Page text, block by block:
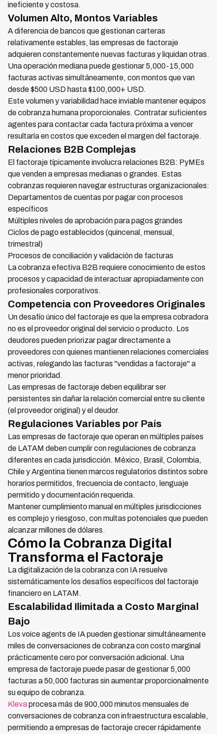
ineficiente y costosa.
Volumen Alto, Montos Variables
A diferencia de bancos que gestionan carteras
relativamente estables, las empresas de factoraje
adquieren constantemente nuevas facturas y liquidan otras.
Una operación mediana puede gestionar 5,000-15,000
facturas activas simultáneamente, con montos que van
desde $500 USD hasta $100,000+ USD.
Este volumen y variabilidad hace inviable mantener equipos
de cobranza humana proporcionales. Contratar suficientes
agentes para contactar cada factura próxima a vencer
resultaría en costos que exceden el margen del factoraje.
Relaciones B2B Complejas
El factoraje típicamente involucra relaciones B2B: PyMEs
que venden a empresas medianas o grandes. Estas
cobranzas requieren navegar estructuras organizacionales:
Departamentos de cuentas por pagar con procesos
específicos
Múltiples niveles de aprobación para pagos grandes
Ciclos de pago establecidos (quincenal, mensual,
trimestral)
Procesos de conciliación y validación de facturas
La cobranza efectiva B2B requiere conocimiento de estos
procesos y capacidad de interactuar apropiadamente con
profesionales corporativos.
Competencia con Proveedores Originales
Un desafío único del factoraje es que la empresa cobradora
no es el proveedor original del servicio o producto. Los
deudores pueden priorizar pagar directamente a
proveedores con quienes mantienen relaciones comerciales
activas, relegando las facturas "vendidas a factoraje" a
menor prioridad.
Las empresas de factoraje deben equilibrar ser
persistentes sin dañar la relación comercial entre su cliente
(el proveedor original) y el deudor.
Regulaciones Variables por País
Las empresas de factoraje que operan en múltiples países
de LATAM deben cumplir con regulaciones de cobranza
diferentes en cada jurisdicción. México, Brasil, Colombia,
Chile y Argentina tienen marcos regulatorios distintos sobre
horarios permitidos, frecuencia de contacto, lenguaje
permitido y documentación requerida.
Mantener cumplimiento manual en múltiples jurisdicciones
es complejo y riesgoso, con multas potenciales que pueden
alcanzar millones de dólares.
Cómo la Cobranza Digital
Transforma el Factoraje
La digitalización de la cobranza con IA resuelve
sistemáticamente los desafíos específicos del factoraje
financiero en LATAM.
Escalabilidad Ilimitada a Costo Marginal
Bajo
Los voice agents de IA pueden gestionar simultáneamente
miles de conversaciones de cobranza con costo marginal
prácticamente cero por conversación adicional. Una
empresa de factoraje puede pasar de gestionar 5,000
facturas a 50,000 facturas sin aumentar proporcionalmente
su equipo de cobranza.
Klevaprocesa más de 900,000 minutos mensuales de
conversaciones de cobranza con infraestructura escalable,
permitiendo a empresas de factoraje crecer rápidamente